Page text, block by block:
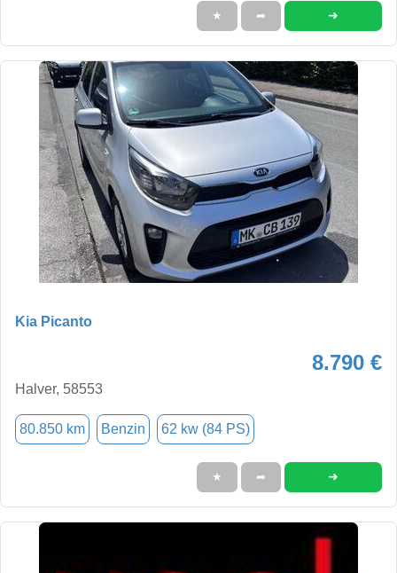
★ ➦ ➜
Kia Picanto
8.790 €
Halver, 58553
80.850 km Benzin 62 kw (84 PS)
★ ➦ ➜